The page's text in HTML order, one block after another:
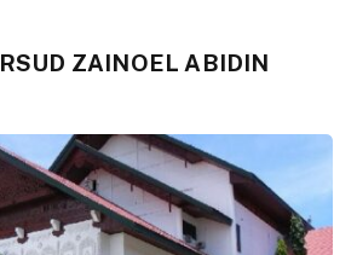
RSUD ZAINOEL ABIDIN